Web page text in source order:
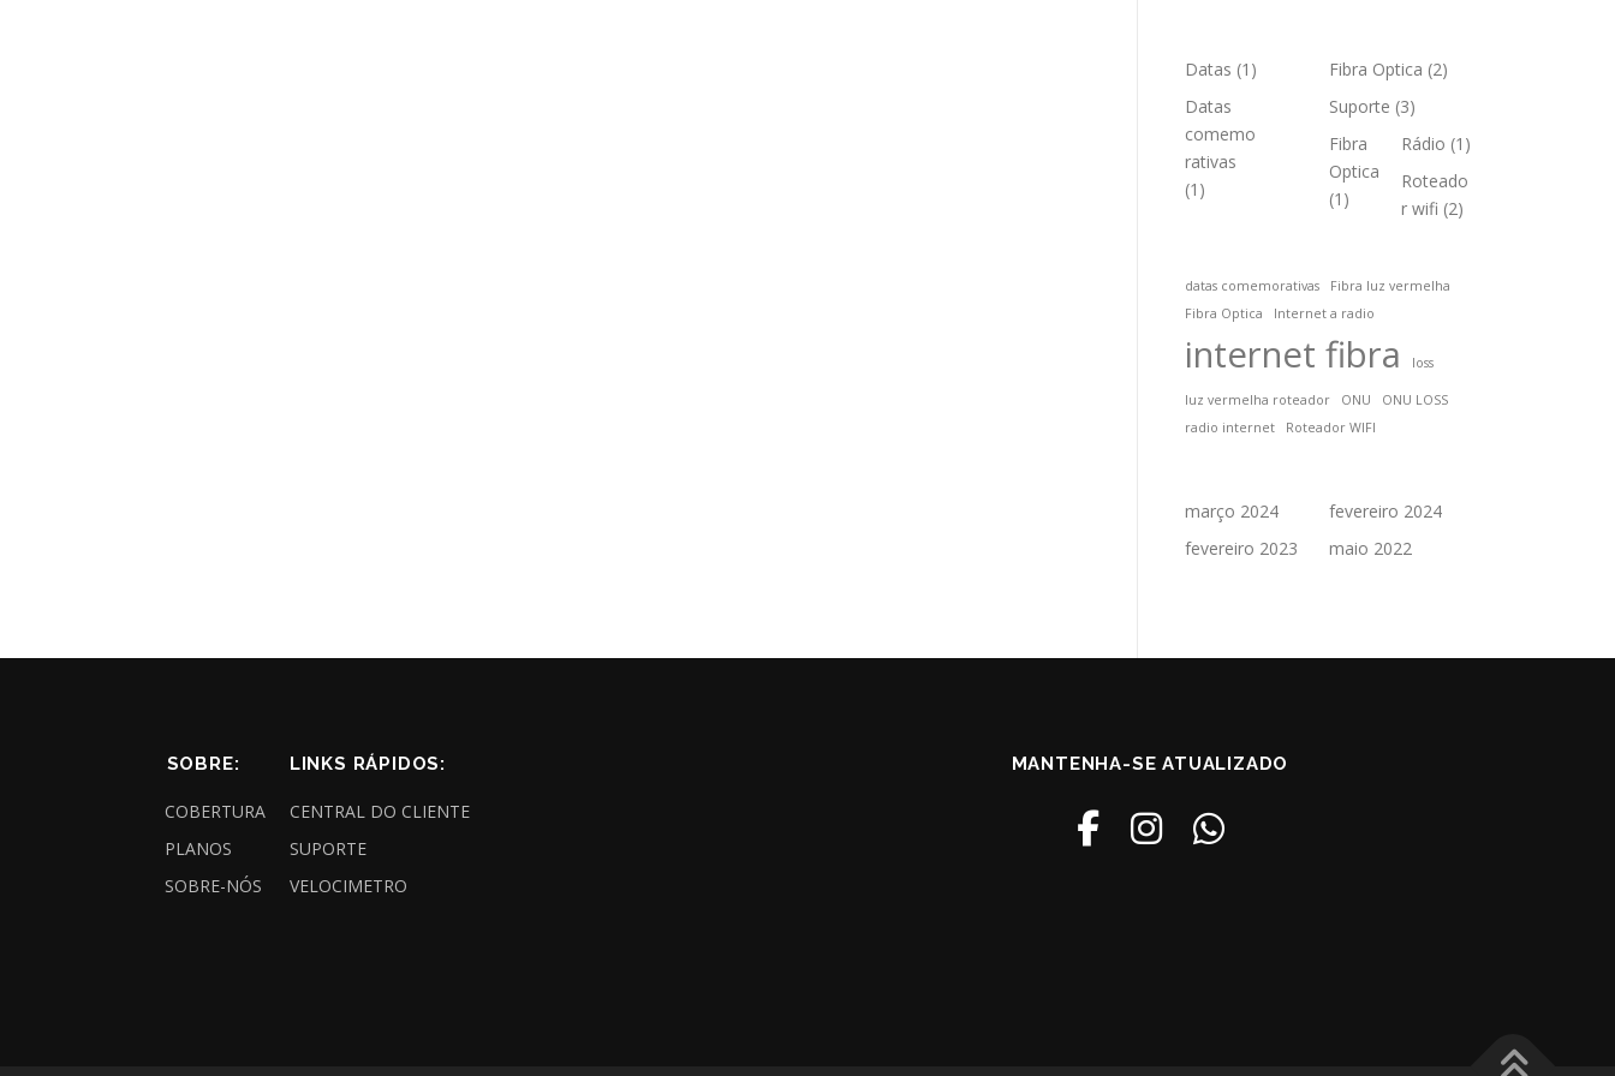
Datas (1)
Datas
comemo
rativas
(1)
Fibra Optica (2)
Suporte (3)
Fibra
Optica
(1)
Rádio (1)
Roteado
r wifi (2)
datas comemorativas
Fibra luz vermelha
Fibra Optica
Internet a radio
internet fibra loss
luz vermelha roteador ONU
ONU LOSS
radio internet
Roteador WIFI
março 2024
fevereiro 2024
fevereiro 2023
maio 2022
SOBRE:
COBERTURA
PLANOS
SOBRE-NÓS
LINKS RÁPIDOS:
CENTRAL DO CLIENTE
SUPORTE
VELOCIMETRO
MANTENHA-SE ATUALIZADO